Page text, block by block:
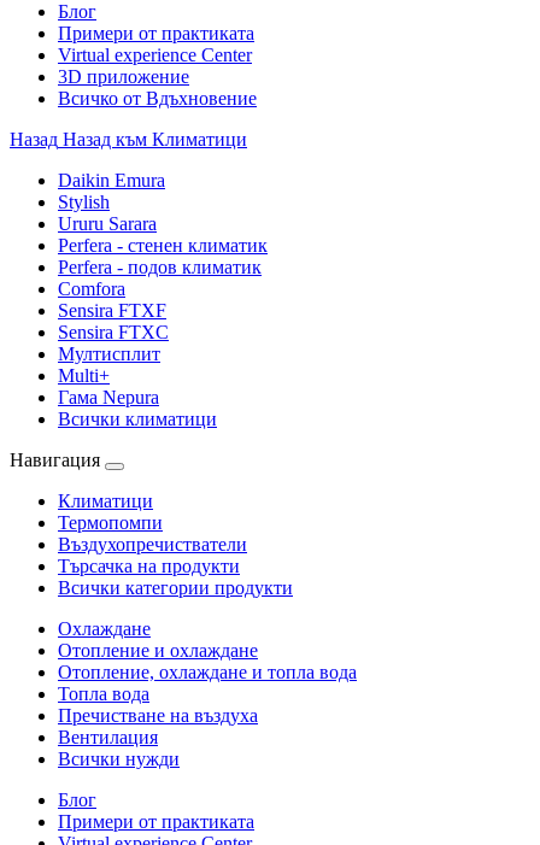
Блог
Примери от практиката
Virtual experience Center
3D приложение
Всичко от Вдъхновение
Назад Назад към Климатици
Daikin Emura
Stylish
Ururu Sarara
Perfera - стенен климатик
Perfera - подов климатик
Comfora
Sensira FTXF
Sensira FTXC
Мултисплит
Multi+
Гама Nepura
Всички климатици
Навигация
Климатици
Термопомпи
Въздухопречистватели
Търсачка на продукти
Всички категории продукти
Охлаждане
Отопление и охлаждане
Отопление, охлаждане и топла вода
Топла вода
Пречистване на въздуха
Вентилация
Всички нужди
Блог
Примери от практиката